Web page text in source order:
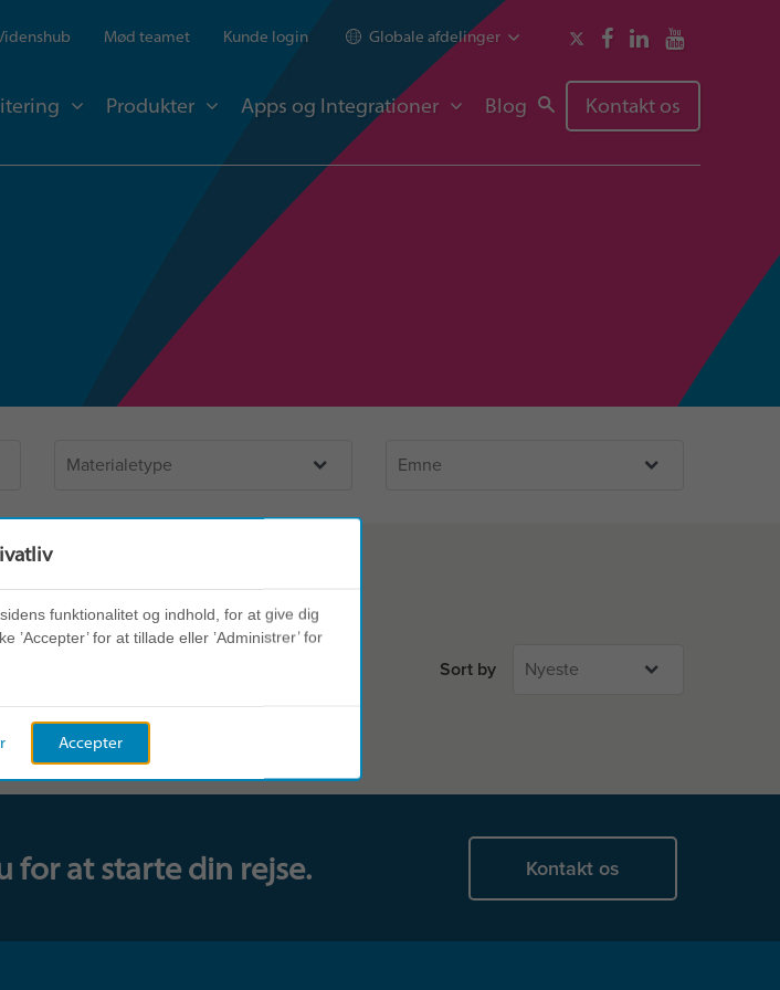
Mød teamet Kunde login Globale afdelinger
Produkter Apps og Integrationer Blog Kontakt os
Sort by
for at starte din rejse. Kontakt os
funktionalitet og indhold, for at give dig
for at tillade eller ’Administrer’ for
Accepter